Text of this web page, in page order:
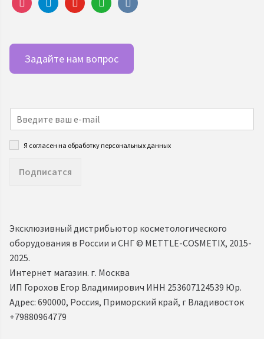
Задайте нам вопрос
Я согласен на обработку персональных данных
Подписатся
Эксклюзивный дистрибьютор косметологического
оборудования в России и СНГ ©️ METTLE-COSMETIX, 2015-
2025.
Интернет магазин. г. Москва
ИП Горохов Егор Владимирович ИНН 253607124539 Юр.
Адрес: 690000, Россия, Приморский край, г Владивосток
+79880964779